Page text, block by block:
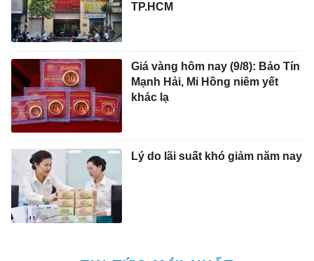
TP.HCM
Giá vàng hôm nay (9/8): Bảo Tín
Mạnh Hải, Mi Hồng niêm yết
khác lạ
Lý do lãi suất khó giảm năm nay